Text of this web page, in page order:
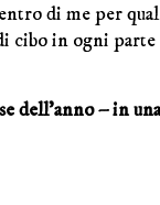
di me per
cibo in ogni parte
dell’anno – in